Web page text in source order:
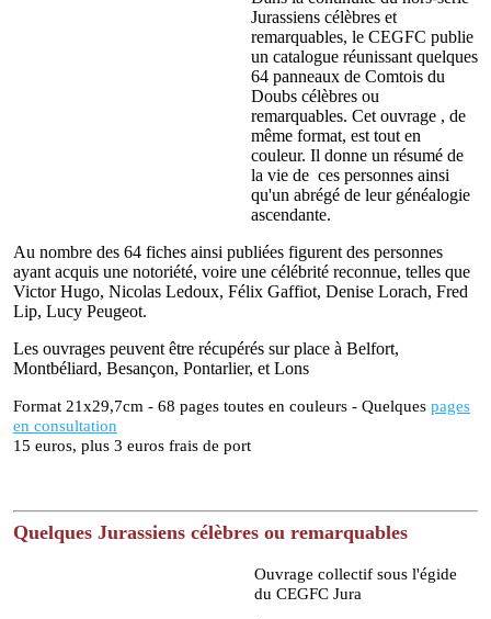
Jurassiens célèbres et
remarquables, le CEGFC publie
un catalogue réunissant quelques
64 panneaux de Comtois du
Doubs célèbres ou
remarquables. Cet ouvrage , de
même format, est tout en
couleur. Il donne un résumé de
la vie de ces personnes ainsi
qu'un abrégé de leur généalogie
ascendante.
Au nombre des 64 fiches ainsi publiées figurent des personnes
ayant acquis une notoriété, voire une célébrité reconnue, telles que
Victor Hugo, Nicolas Ledoux, Félix Gaffiot, Denise Lorach, Fred
Lip, Lucy Peugeot.
Les ouvrages peuvent être récupérés sur place à Belfort,
Montbéliard, Besançon, Pontarlier, et Lons
Format 21x29,7cm - 68 pages toutes en couleurs - Quelques pages
en consultation
15 euros, plus 3 euros frais de port
Quelques Jurassiens célèbres ou remarquables
Ouvrage collectif sous l'égide
du CEGFC Jura